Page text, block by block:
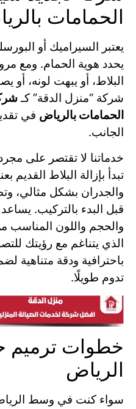
الحمامات
يعتبر السيراميك أو
يحدد هوية الحمام. ومع
البلاط، أو يبهت لونه،
شركة “منزل الدقة” كـ
الحمامات بالرياض في
الجانب.
خدماتنا لا تقتصر على
تبدأ بإزالة البلاط القديم
والجدران بشكل مثالي،
قبل البدء بالتركيب.
والحجم واللون المناسب
الذي يتناغم مع رؤيتك
باحترافية ودقة متناهية
تدوم طويلًا.
خطوات
الرياض
سواء كنت في وسط